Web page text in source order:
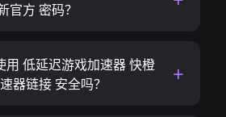
官方 密码？
用 低延迟游戏加速器 快橙
器链接 安全吗？